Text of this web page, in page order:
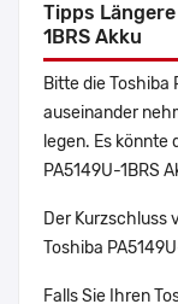
Tipps
1BRS Akku
Bitte die Toshiba
auseinander
legen. Es könnte
PA5149U-1BRS
Der Kurzschluss
Toshiba
Falls Sie Ihren